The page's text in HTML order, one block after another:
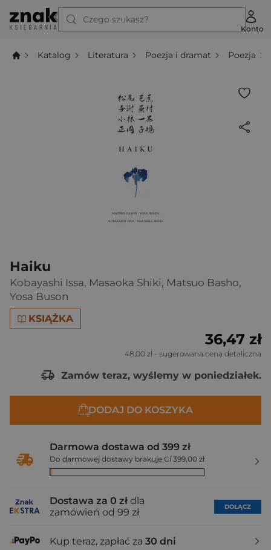
Czego szukasz?
Konto
Katalog Literatura Poezja i dramat Poezja
Haiku
Kobayashi Issa, Masaoka Shiki, Matsuo Basho,
Yosa Buson
KSIĄŻKA
36,47 zł
48,00 zł - sugerowana cena detaliczna
Zamów teraz, wyślemy w poniedziałek.
DODAJ DO KOSZYKA
Darmowa dostawa od 399 zł
Do darmowej dostawy brakuje Ci 399,00 zł
Dostawa za 0 zł dla
zamówień od 99 zł
DOŁĄCZ
Kup teraz, zapłać za 30 dni